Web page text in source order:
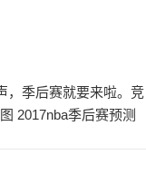
，季后赛就要来啦。竞
2017nba季后赛预测